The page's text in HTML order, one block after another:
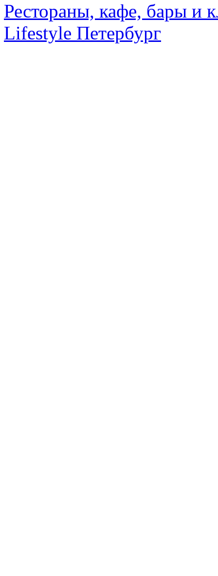
Рестораны, кафе, бары и
Lifestyle Петербург